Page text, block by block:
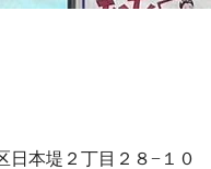
日本堤２丁目２８−１０